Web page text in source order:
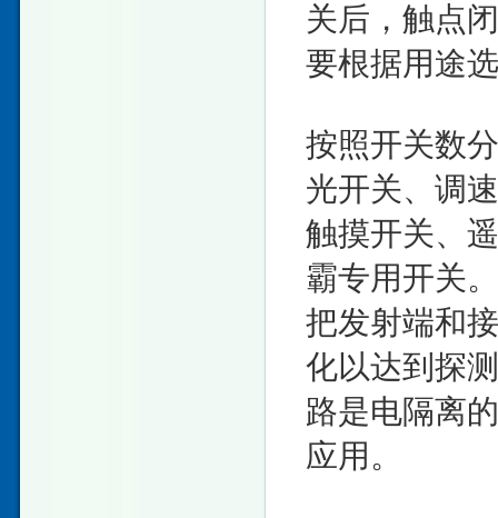
关后，触点
要根据用途
按照开关数
光开关、调
触摸开关、
霸专用开关
把发射端和
化以达到探
路是电隔离
应用。